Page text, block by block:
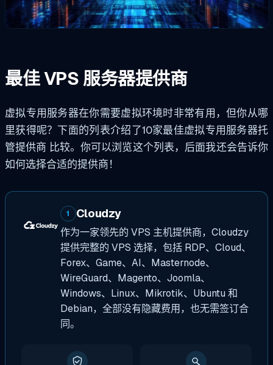
最佳 VPS 服务器提供商
虚拟专用服务器在你需要虚拟环境时非常有用，但你从哪
里获得呢？下面的列表介绍了10家最佳虚拟专用服务器托
管提供商 比较。你可以浏览这个列表，后面我还会告诉你
如何选择合适的提供商！
1 Cloudzy
作为一家领先的 VPS 主机提供商，Cloudzy
提供完整的 VPS 选择，包括 RDP、Cloud、
Forex、Game、AI、Masternode、
WireGuard、Magento、Joomla、
Windows、Linux、Mikrotik、Ubuntu 和
Debian，全部没有隐藏费用，也无需签订合
同。